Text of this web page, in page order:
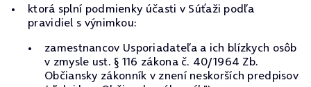
ktorá splní podmienky účasti v Súťaži podľa
pravidiel s výnimkou:
zamestnancov Usporiadateľa a ich blízkych osôb
v zmysle ust. § 116 zákona č. 40/1964 Zb.
Občiansky zákonník v znení neskorších predpisov